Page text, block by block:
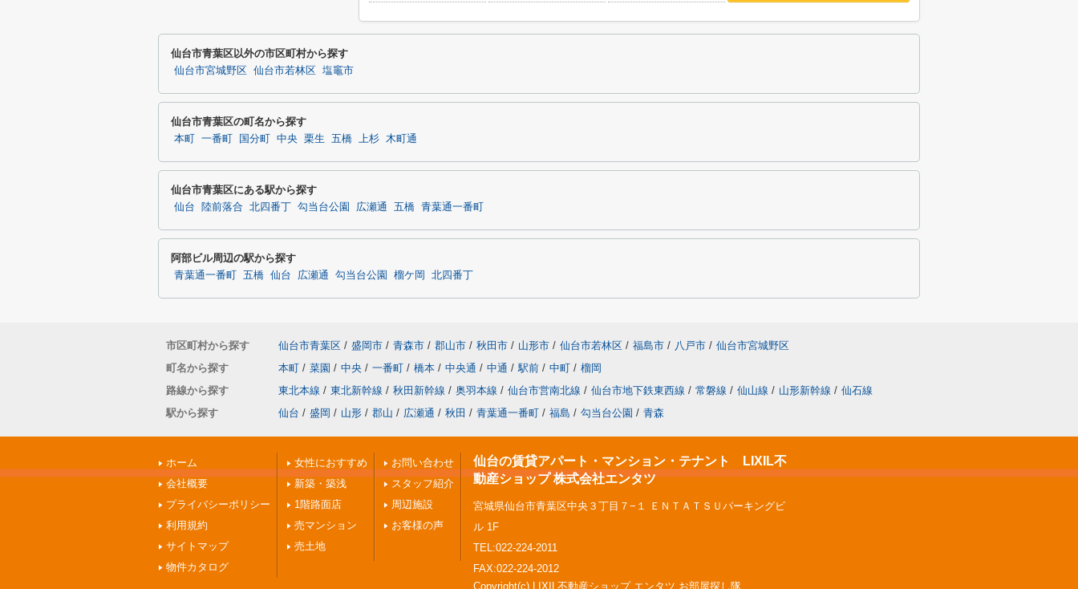
仙台市青葉区以外の市区町村から探す
仙台市宮城野区 仙台市若林区 塩竈市
仙台市青葉区の町名から探す
本町 一番町 国分町 中央 栗生 五橋 上杉 木町通
仙台市青葉区にある駅から探す
仙台 陸前落合 北四番丁 勾当台公園 広瀬通 五橋 青葉通一番町
阿部ビル周辺の駅から探す
青葉通一番町 五橋 仙台 広瀬通 勾当台公園 榴ケ岡 北四番丁
市区町村から探す 仙台市青葉区 / 盛岡市 / 青森市 / 郡山市 / 秋田市 / 山形市 / 仙台市若林区 / 福島市 / 八戸市 / 仙台市宮城野区
町名から探す
本町 / 菜園 / 中央 / 一番町 / 橋本 / 中央通 / 中通 / 駅前 / 中町 / 榴岡
路線から探す
東北本線 / 東北新幹線 / 秋田新幹線 / 奥羽本線 / 仙台市営南北線 / 仙台市地下鉄東西線 / 常磐線 / 仙山線 / 山形新幹線 / 仙石線
駅から探す
仙台 / 盛岡 / 山形 / 郡山 / 広瀬通 / 秋田 / 青葉通一番町 / 福島 / 勾当台公園 / 青森
ホーム
会社概要
プライバシーポリシー
利用規約
サイトマップ
物件カタログ
女性におすすめ
新築・築浅
1階路面店
売マンション
売土地
お問い合わせ
スタッフ紹介
周辺施設
お客様の声
仙台の賃貸アパート・マンション・テナント LIXIL不
動産ショップ 株式会社エンタツ
宮城県仙台市青葉区中央３丁目７−１ ＥＮＴＡＴＳＵパーキングビ
ル 1F
TEL:022-224-2011
FAX:022-224-2012
Copyright(c) LIXIL不動産ショップ エンタツ お部屋探し隊